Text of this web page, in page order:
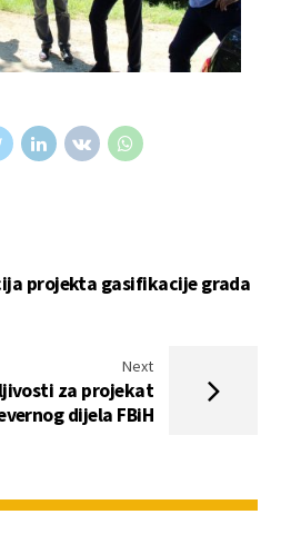
projekta gasifikacije grada
Next
za projekat
dijela FBiH